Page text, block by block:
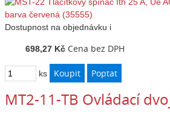
Dostupnost na objednávku i
698,27 Kč Cena bez DPH
ks
MT2-11-TB Ovládací